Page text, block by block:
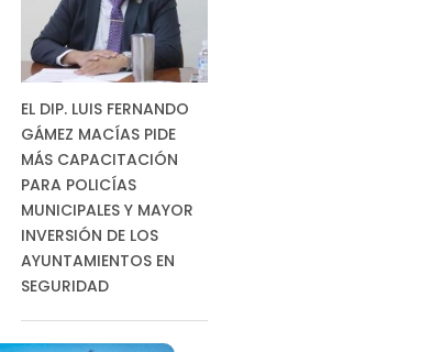
EL DIP. LUIS FERNANDO
GÁMEZ MACÍAS PIDE
MÁS CAPACITACIÓN
PARA POLICÍAS
MUNICIPALES Y MAYOR
INVERSIÓN DE LOS
AYUNTAMIENTOS EN
SEGURIDAD